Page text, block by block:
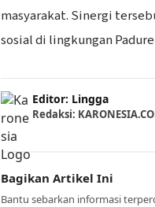
masyarakat. Sinergi
sosial di lingkungan
Editor: Lingga
Redaksi:
Bagikan Artikel Ini
Bantu sebarkan informasi